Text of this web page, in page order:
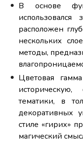
В основе
расположен
нескольких
методы,
Цветовая
тематики, в
декоративных
стиле «гирих»
магический